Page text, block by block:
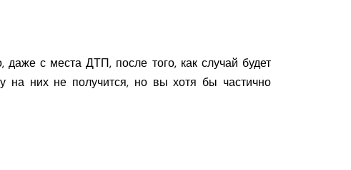
с места ДТП, после того, как случай будет
на них не получится, но вы хотя бы частично